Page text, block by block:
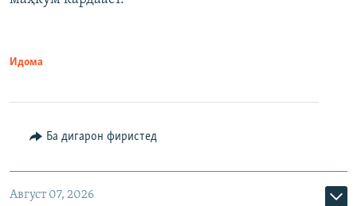
Идома
Ба дигарон фиристед
Август 07, 2026